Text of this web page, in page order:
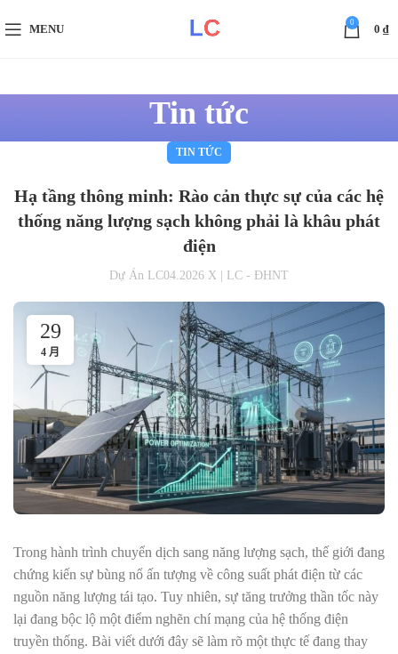
MENU
0
0 ₫
Tin tức
TIN TỨC
Hạ tầng thông minh: Rào cản thực sự của các hệ
thống năng lượng sạch không phải là khâu phát
điện
Dự Án LC04.2026 X | LC - ĐHNT
29
4 月
Trong hành trình chuyển dịch sang năng lượng sạch, thế giới đang
chứng kiến sự bùng nổ ấn tượng về công suất phát điện từ các
nguồn năng lượng tái tạo. Tuy nhiên, sự tăng trưởng thần tốc này
lại đang bộc lộ một điểm nghẽn chí mạng của hệ thống điện
truyền thống. Bài viết dưới đây sẽ làm rõ một thực tế đang thay